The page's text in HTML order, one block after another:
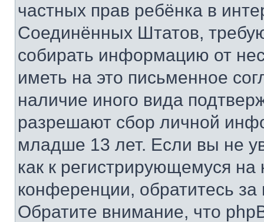
частных прав ребёнка в
Соединённых Штатов,
собирать информацию от
иметь на это письменное
наличие иного вида
разрешают сбор личной
младше 13 лет. Если вы не
как к регистрирующемуся
конференции, обратитесь
Обратите внимание, что